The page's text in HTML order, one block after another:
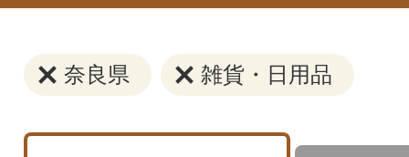
奈良県 雑貨・日用品